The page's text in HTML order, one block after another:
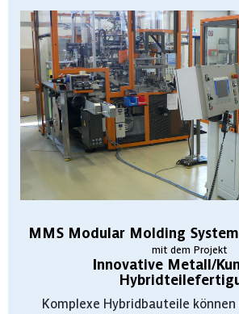
MMS Modular Molding
mit dem Projekt
Innovative Metall/
Komplexe Hybridbauteile